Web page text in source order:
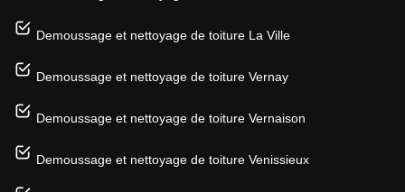
Demoussage et nettoyage de toiture La Ville
Demoussage et nettoyage de toiture Vernay
Demoussage et nettoyage de toiture Vernaison
Demoussage et nettoyage de toiture Venissieux